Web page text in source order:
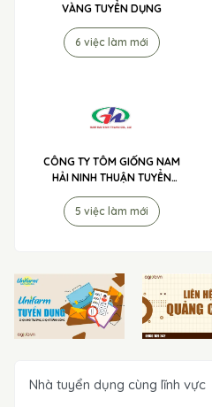
VÀNG TUYỂN DỤNG
6 việc làm mới
CÔNG TY TÔM GIỐNG NAM
HẢI NINH THUẬN TUYỂN
5 việc làm mới
Nhà tuyển dụng cùng lĩnh vực